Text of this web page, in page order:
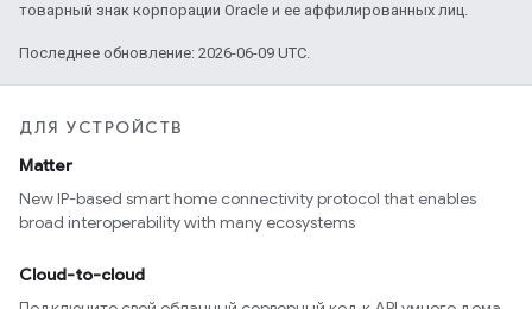
товарный знак корпорации Oracle и ее аффилированных лиц.
Последнее обновление: 2026-06-09 UTC.
ДЛЯ УСТРОЙСТВ
Matter
New IP-based smart home connectivity protocol that enables
broad interoperability with many ecosystems
Cloud-to-cloud